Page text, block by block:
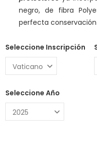
negro, de fibra
perfecta
Seleccione Inscripción
Seleccione Año